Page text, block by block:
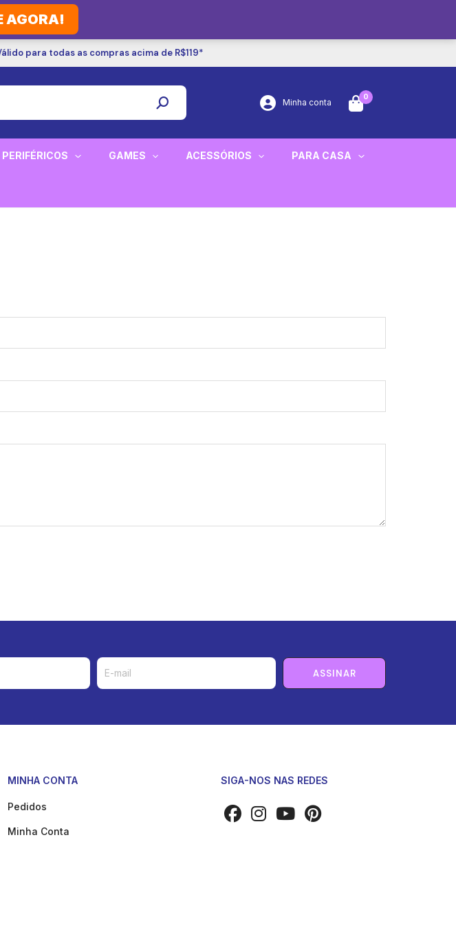
para todas as compras acima de R$119*
Minha conta
0
PERIFÉRICOS GAMES ACESSÓRIOS PARA CASA
ASSINAR
MINHA CONTA
Pedidos
Minha Conta
SIGA-NOS NAS REDES
AGORA!